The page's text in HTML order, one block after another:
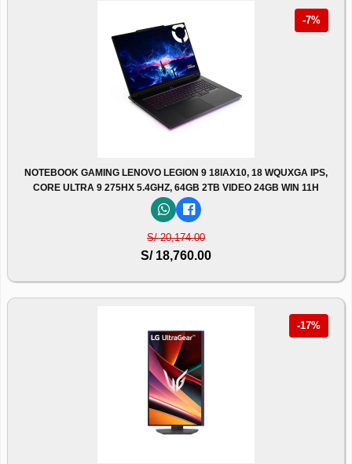
-7%
NOTEBOOK GAMING LENOVO LEGION 9 18IAX10, 18 WQUXGA IPS,
CORE ULTRA 9 275HX 5.4GHZ, 64GB 2TB VIDEO 24GB WIN 11H
S/ 20,174.00
S/ 18,760.00
-17%